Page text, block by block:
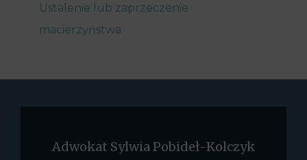
Ustalenie lub zaprzeczenie
macierzyństwa
Adwokat Sylwia Pobideł-Kolczyk